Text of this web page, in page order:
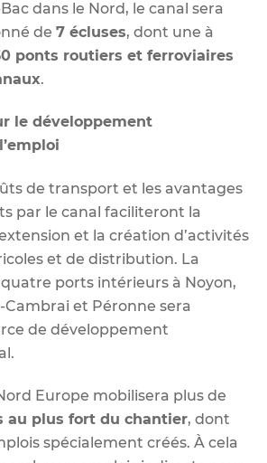
dans le Nord, le canal sera
de 7 écluses, dont une à
ponts routiers et ferroviaires
.
le développement
de transport et les avantages
par le canal faciliteront la
et la création d’activités
et de distribution. La
ports intérieurs à Noyon,
Cambrai et Péronne sera
de développement
Europe mobilisera plus de
au plus fort du chantier, dont
spécialement créés. À cela